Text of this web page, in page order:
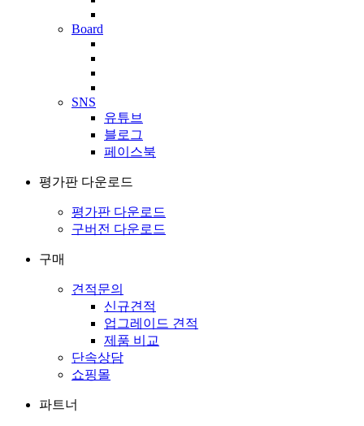
Board
SNS
유튜브
블로그
페이스북
평가판 다운로드
평가판 다운로드
구버전 다운로드
구매
견적문의
신규견적
업그레이드 견적
제품 비교
단속상담
쇼핑몰
파트너